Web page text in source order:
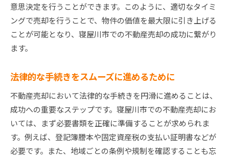
売却理由を明確にする重要性
潜在的な問題の事前解決
専門家の意見を積極的に取り入れる
売却目的と目標設定の明確化
ターゲット市場への適切なアプローチ方法
継続的なフィードバックとプラン修正
経済指標を活用した売却計画の最適化
地域特有のリスク管理戦略
意思決定を行うことができます。このように、適切なタイミ
ングで売却を行うことで、物件の価値を最大限に引き上げる
ことが可能となり、寝屋川市での不動産売却の成功に繋がり
ます。
法律的な手続きをスムーズに進めるために
不動産売却において法律的な手続きを円滑に進めることは、
成功への重要なステップです。寝屋川市での不動産売却にお
いては、まず必要書類を正確に準備することが求められま
す。例えば、登記簿謄本や固定資産税の支払い証明書などが
必要です。また、地域ごとの条例や規制を確認することも忘